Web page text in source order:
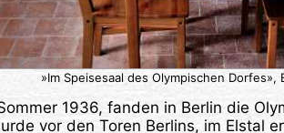
»Im Speisesaal des Olympischen Dorfes»,
1936, fanden in Berlin die
vor den Toren Berlins, im Elstal